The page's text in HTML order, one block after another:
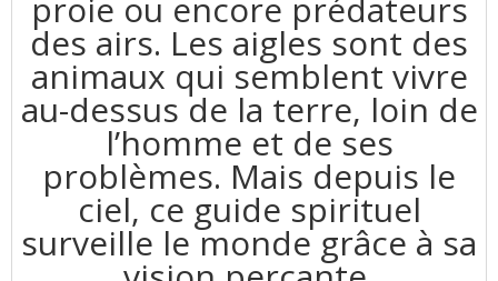
proie ou encore prédateurs
des airs. Les aigles sont des
animaux qui semblent vivre
au-dessus de la terre, loin de
l’homme et de ses
problèmes. Mais depuis le
ciel, ce guide spirituel
surveille le monde grâce à sa